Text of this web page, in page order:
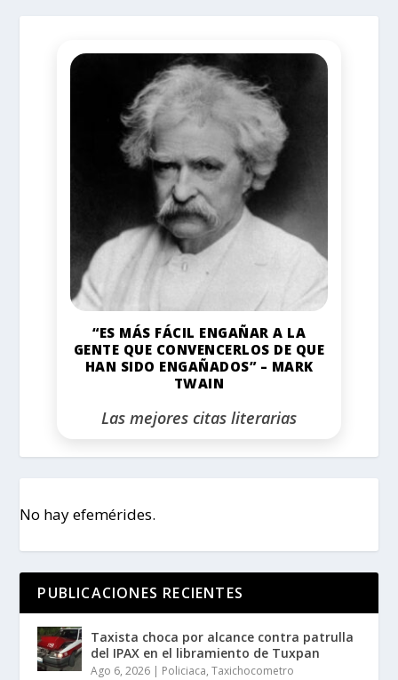
“ES MÁS FÁCIL ENGAÑAR A LA
GENTE QUE CONVENCERLOS DE QUE
HAN SIDO ENGAÑADOS” – MARK
TWAIN
Las mejores citas literarias
No hay efemérides.
PUBLICACIONES RECIENTES
Taxista choca por alcance contra patrulla
del IPAX en el libramiento de Tuxpan
Ago 6, 2026 Policiaca,Taxichocometro